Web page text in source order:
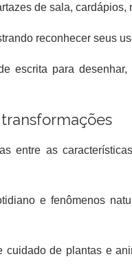
de sala, cardápios,
reconhecer seus
escrita para
entre as
e fenômenos
cuidado de plantas e